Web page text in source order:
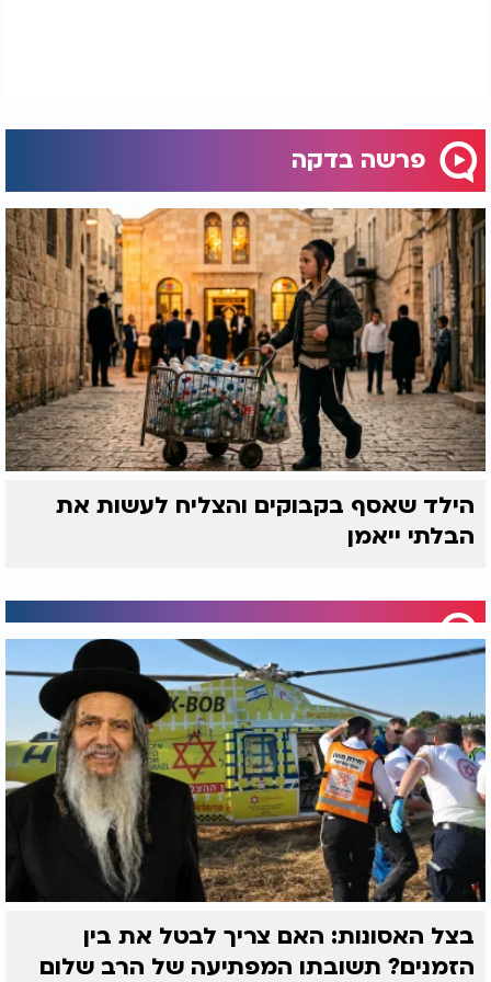
פרשה בדקה
הילד שאסף בקבוקים והצליח לעשות את
הבלתי ייאמן
בצל האסונות: האם צריך לבטל את בין
הזמנים? תשובתו המפתיעה של הרב שלום